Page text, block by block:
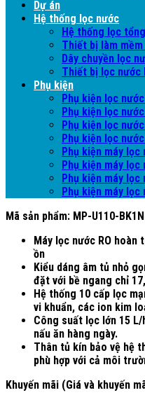
Dự án
Hệ thống lọc nước
Hệ thống lọc
Thiết bị làm
Dây chuyền lọc
Thiết bị lọc nước
Phụ kiện
Phụ kiện lọc
Phụ kiện lọc
Phụ kiện lọc
Phụ kiện lọc
Phụ kiện máy lọc
Phụ kiện máy lọc
Phụ kiện máy
Phụ kiện máy
Mã sản phẩm: MP-U110-
Máy lọc nước RO
ồn
Kiểu dáng âm tủ nhỏ
đặt với bề ngang chỉ
Hệ thống 10 cấp lọc
vi khuẩn, các ion kim
Công suất lọc lớn 15
nấu ăn hàng ngày.
Thân tủ kín bảo vệ hệ
phù hợp với cả môi
Khuyến mãi (Giá và khuyến